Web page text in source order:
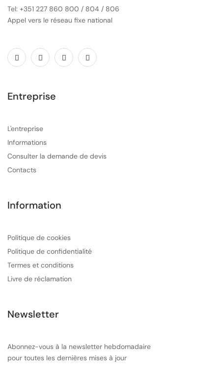
Tel: +351 227 860 800 / 804 / 806
Appel vers le réseau fixe national
Entreprise
L'entreprise
Informations
Consulter la demande de devis
Contacts
Information
Politique de cookies
Politique de confidentialité
Termes et conditions
Livre de réclamation
Newsletter
Abonnez-vous à la newsletter hebdomadaire
pour toutes les dernières mises à jour